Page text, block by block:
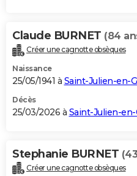
Claude BURNET (84
Créer une cagnotte obsèques
Naissance
25/05/1941 à Saint-Julien-en-
Décès
25/03/2026 à Saint-Julien-
Stephanie BURNET
Créer une cagnotte obsèques